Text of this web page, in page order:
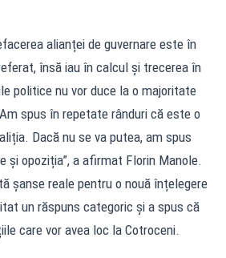
alianței de guvernare este în
însă iau în calcul și trecerea în
politice nu vor duce la o majoritate
spus în repetate rânduri că este o
Dacă nu se va putea, am spus
și opoziția”, a afirmat Florin Manole.
șanse reale pentru o nouă înțelegere
un răspuns categoric și a spus că
care vor avea loc la Cotroceni.